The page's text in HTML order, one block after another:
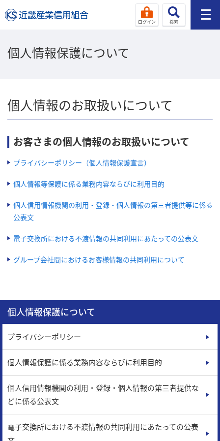
ログイン 検索
個人情報保護について
個人情報のお取扱いについて
お客さまの個人情報のお取扱いについて
プライバシーポリシー（個人情報保護宣言）
個人情報等保護に係る業務内容ならびに利用目的
個人信用情報機関の利用・登録・個人情報の第三者提供等に係る
公表文
電子交換所における不渡情報の共同利用にあたっての公表文
グループ会社間におけるお客様情報の共同利用について
個人情報保護について
プライバシーポリシー
個人情報保護に係る業務内容ならびに利用目的
個人信用情報機関の利用・登録・個人情報の第三者提供な
どに係る公表文
電子交換所における不渡情報の共同利用にあたっての公表